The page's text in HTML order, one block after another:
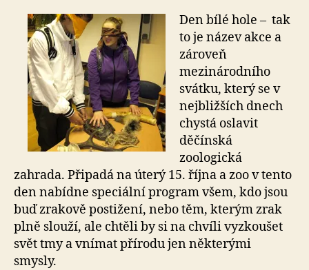
Den bílé hole – tak
to je název akce a
zároveň
mezinárodního
svátku, který se v
nejbližších dnech
chystá oslavit
děčínská
zoologická
zahrada. Připadá na úterý 15. října a zoo v tento
den nabídne speciální program všem, kdo jsou
buď zrakově postižení, nebo těm, kterým zrak
plně slouží, ale chtěli by si na chvíli vyzkoušet
svět tmy a vnímat přírodu jen některými
smysly.